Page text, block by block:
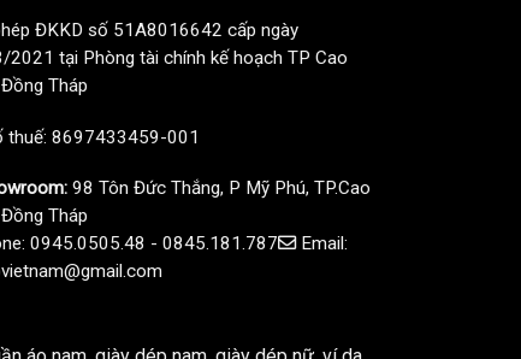
ĐKKD số 51A8016642 cấp ngày
tại Phòng tài chính kế hoạch TP Cao
Tháp
thuế: 8697433459-001
98 Tôn Đức Thắng, P Mỹ Phú, TP.Cao
Đồng Tháp
0945.0505.48 - 0845.181.787
Email: